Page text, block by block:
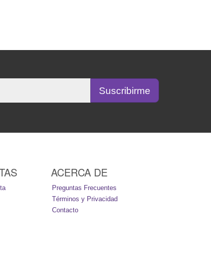
ACERCA DE
Preguntas Frecuentes
Términos y Privacidad
Contacto